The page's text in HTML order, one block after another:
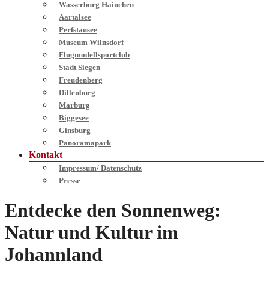
Wasserburg Hainchen
Aartalsee
Perfstausee
Museum Wilnsdorf
Flugmodellsportclub
Stadt Siegen
Freudenberg
Dillenburg
Marburg
Biggesee
Ginsburg
Panoramapark
Kontakt
Impressum/ Datenschutz
Presse
Entdecke den Sonnenweg:
Natur und Kultur im
Johannland